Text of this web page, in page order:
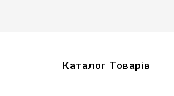
Каталог Товарів